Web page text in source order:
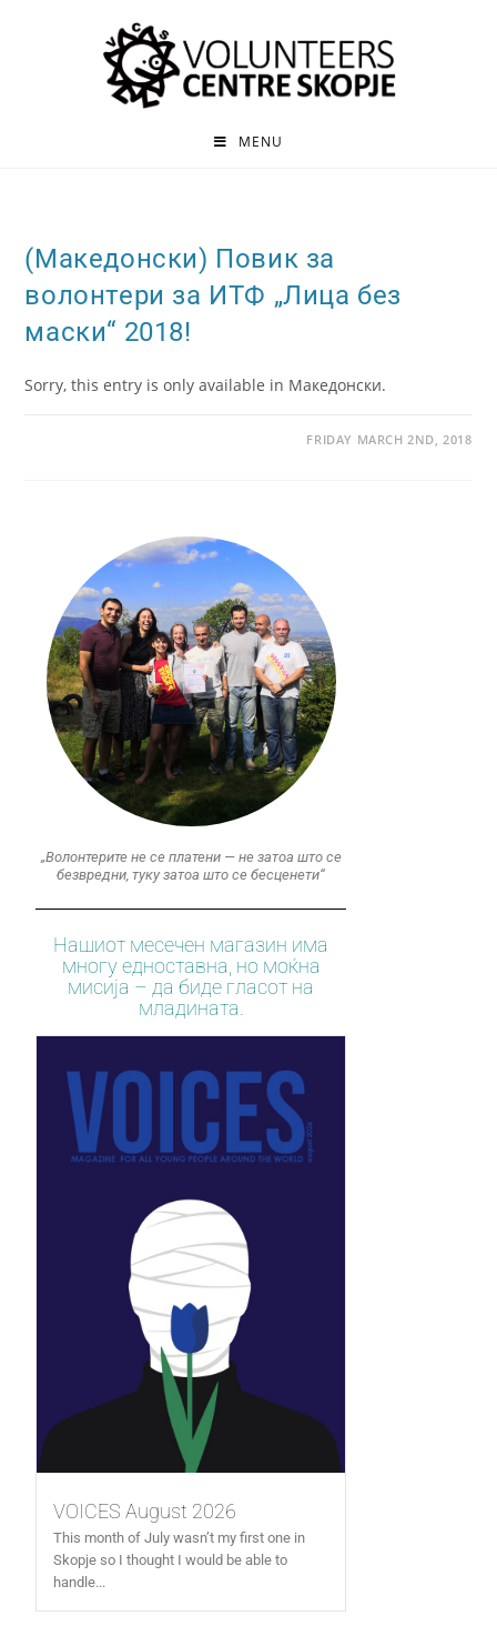
MENU
(Македонски) Повик за
волонтери за ИТФ „Лица без
маски“ 2018!
Sorry, this entry is only available in Македонски.
FRIDAY MARCH 2ND, 2018
„Волонтерите не се платени — не затоа што се
безвредни, туку затоа што се бесценети“
Нашиот месечен магазин има
многу едноставна, но моќна
мисија – да биде гласот на
младината.
VOICES August 2026
This month of July wasn’t my first one in
Skopje so I thought I would be able to
handle...